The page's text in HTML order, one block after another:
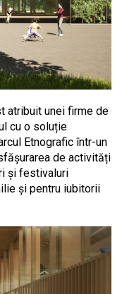
atribuit unei firme de
cu o soluție
Etnografic într-un
de activități
și festivaluri
și pentru iubitorii